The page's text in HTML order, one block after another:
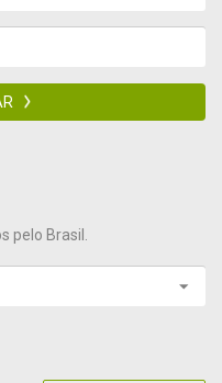
pelo Brasil.